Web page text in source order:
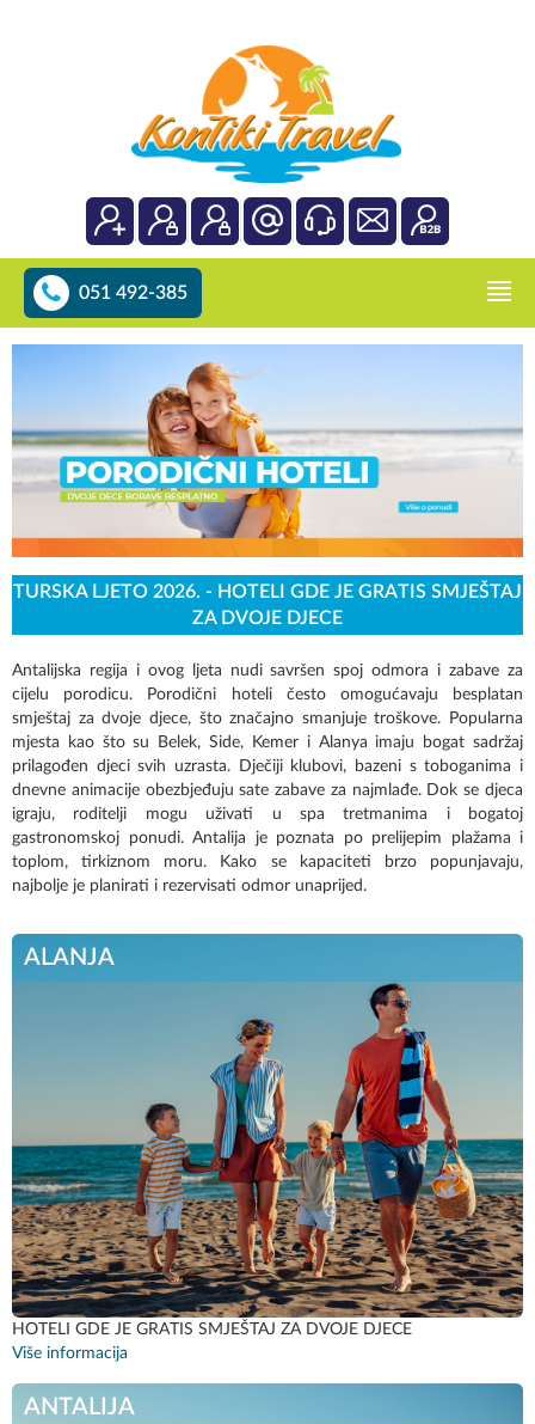
051 492-385
TURSKA LJETO 2026. - HOTELI GDE JE GRATIS SMJEŠTAJ
ZA DVOJE DJECE
Antalijska regija i ovog ljeta nudi savršen spoj odmora i zabave za
cijelu porodicu. Porodični hoteli često omogućavaju besplatan
smještaj za dvoje djece, što značajno smanjuje troškove. Popularna
mjesta kao što su Belek, Side, Kemer i Alanya imaju bogat sadržaj
prilagođen djeci svih uzrasta. Dječiji klubovi, bazeni s toboganima i
dnevne animacije obezbjeđuju sate zabave za najmlađe. Dok se djeca
igraju, roditelji mogu uživati u spa tretmanima i bogatoj
gastronomskoj ponudi. Antalija je poznata po prelijepim plažama i
toplom, tirkiznom moru. Kako se kapaciteti brzo popunjavaju,
najbolje je planirati i rezervisati odmor unaprijed.
ALANJA
HOTELI GDE JE GRATIS SMJEŠTAJ ZA DVOJE DJECE
Više informacija
ANTALIJA